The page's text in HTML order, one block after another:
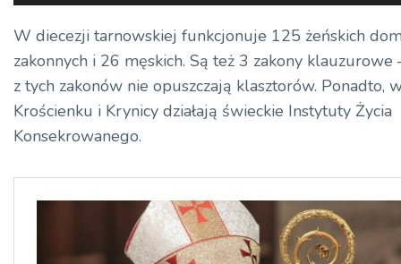
plików
dźwiękowych
W diecezji tarnowskiej funkcjonuje 125 żeńskich
zakonnych i 26 męskich. Są też 3 zakony klauzurowe
z tych zakonów nie opuszczają klasztorów. Ponadto,
Krościenku i Krynicy działają świeckie Instytuty Życia
Konsekrowanego.